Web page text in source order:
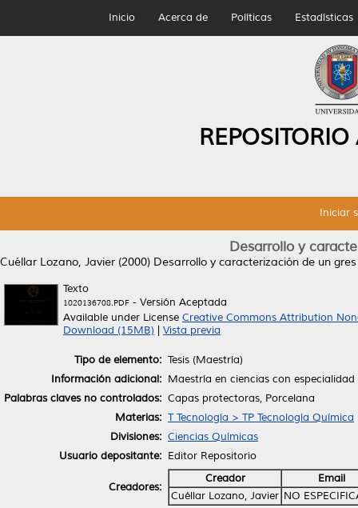
Inicio Acerca de Políticas Estadísticas
Iniciar
Desarrollo y
Cuéllar Lozano, Javier (2000) Desarrollo y caracterización de un
Texto
1020136708.PDF - Versión Aceptada
Available under License Creative Commons Attribution
Download (15MB)
Vista previa
Tipo de elemento: Tesis (Maestría)
Información adicional: Maestría en ciencias con
Palabras claves no controlados: Capas protectoras, Porcelana
Materias: T Tecnología > TP Tecnología Química
Divisiones: Ciencias Químicas
Usuario depositante: Editor Repositorio
Creadores:
Creador
Email
Cuéllar Lozano, Javier NO